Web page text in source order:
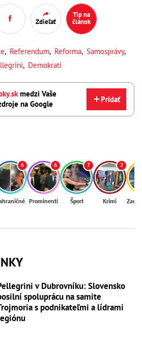
Zdieľať
Tip na
článok
, Referendum, Reforma, Samosprávy,
, Demokrati
medzi Vaše
na Google
Pridať
6 6
Prominenti
7
Šport
2
Krimi
v Dubrovníku: Slovensko
spoluprácu na samite
s podnikateľmi a lídrami